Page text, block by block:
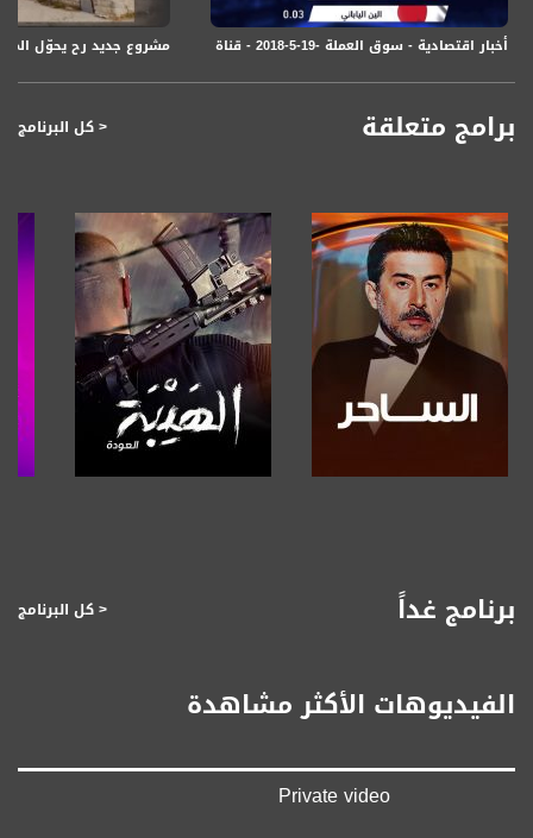
مشروع جديد رح يحوّل المدرسة أخبار اقتصادية - سوق العملة -19-5-2018 - قناة مساواة الفضائية - MusawaChannel
برامج متعلقة < كل البرنامج
برنامج غداً < كل البرنامج
الفيديوهات الأكثر مشاهدة
Private video